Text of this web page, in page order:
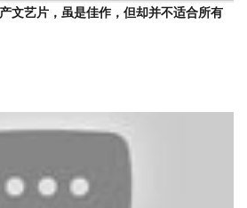
文艺片，虽是佳作，但却并不适合所有